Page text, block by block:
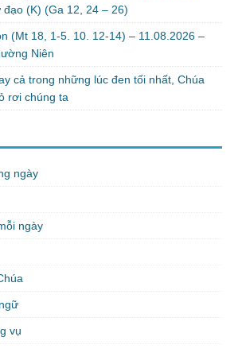
(K) (Ga 12, 24 – 26)
(Mt 18, 1-5. 10. 12-14) – 11.08.2026 –
Niên
cả trong những lúc đen tối nhất, Chúa
rơi chúng ta
ngày
ngày
vụ